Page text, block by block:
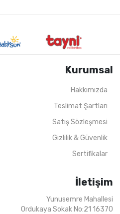
ADET 1-4
Kurumsal
Hakkımızda
Teslimat Şartları
Satış Sözleşmesi
Gizlilik & Güvenlik
Sertifikalar
İletişim
Yunusemre Mahallesi
Ordukaya Sokak No:21 16370